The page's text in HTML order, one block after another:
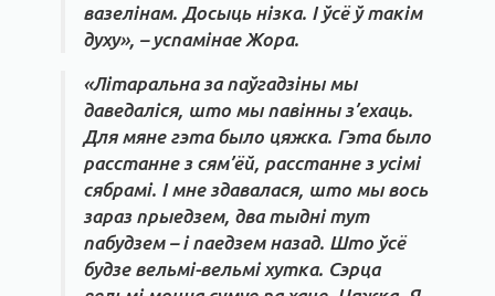
вазелінам. Досыць нізка. І ўсё ў такім
духу», – успамінае Жора.
«Літаральна за паўгадзіны мы
даведаліся, што мы павінны з’ехаць.
Для мяне гэта было цяжка. Гэта было
расcтанне з сям’ёй, расcтанне з усімі
сябрамі. І мне здавалася, што мы вось
зараз прыедзем, два тыдні тут
пабудзем – і паедзем назад. Што ўсё
будзе вельмі-вельмі хутка. Сэрца